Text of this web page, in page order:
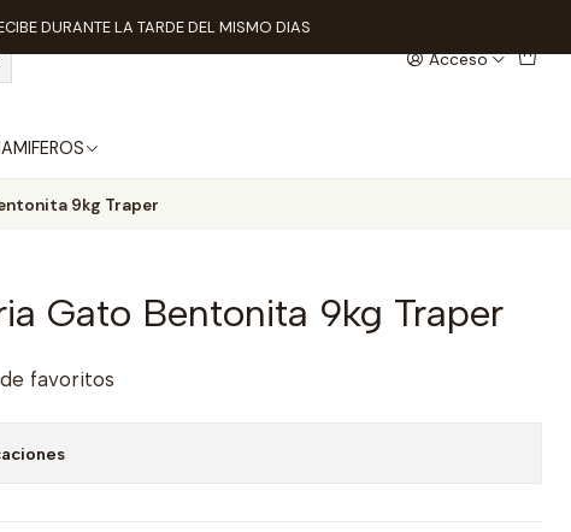
Acceso
DURANTE LA TARDE DEL MISMO DIAS
9kg Traper
Gato Bentonita 9kg Traper
favoritos